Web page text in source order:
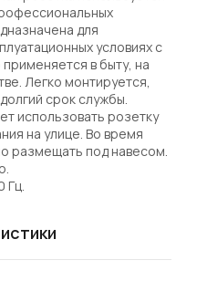
для
условиях с
в быту, на
Легко монтируется,
срок службы.
использовать розетку
на улице. Во время
размещать под навесом.
Гц.